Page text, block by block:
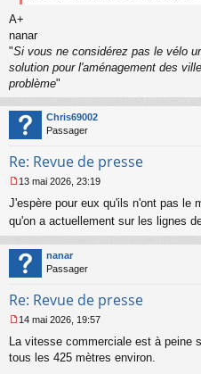
A+
nanar
"Si vous ne considérez pas le vélo
solution pour l'aménagement des
problème"
Chris69002
Passager
Re: Revue de presse
e
s
a
g
e
o
l
u
13 mai 2026, 23:19
J'espère pour eux qu'ils n'ont pas le
qu'on a actuellement sur les lignes
nanar
Passager
Re: Revue de presse
e
s
14 mai 2026, 19:57
La vitesse commerciale est à peine
tous les 425 mètres environ.